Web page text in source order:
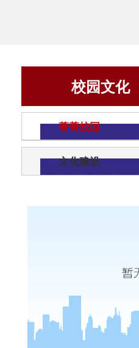
校园文化
菁菁校园
文化建设